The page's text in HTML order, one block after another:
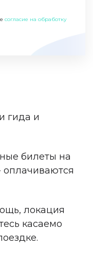
согласие на обработку
гида и
билеты на
оплачиваются
локация
касаемо